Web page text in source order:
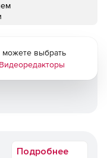
Подробнее
выбрать
Видеоредакторы